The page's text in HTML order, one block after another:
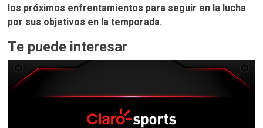
los próximos enfrentamientos para seguir en la lucha
por sus objetivos en la temporada.
Te puede interesar